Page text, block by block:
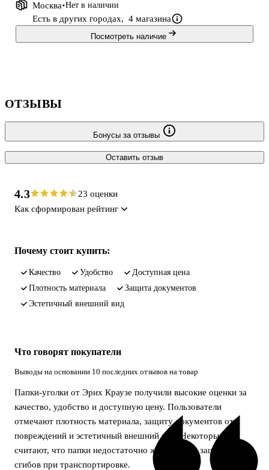
Москва Нет в наличии
Есть в других городах, 4 магазина
Посмотреть наличие
ОТЗЫВЫ
Бонусы за отзывы
Оставить отзыв
4.3
23 оценки
Как сформирован рейтинг
Почему стоит купить:
качество удобство
доступная цена
плотность материала
защита документов
эстетичный внешний вид
Что говорят покупатели
Выводы на основании 10 последних отзывов на товар
Папки-уголки от Эрих Краузе получили высокие оценки за
качество, удобство и доступную цену. Пользователи
отмечают плотность материала, защиту документов от
повреждений и эстетичный внешний вид. Некоторые
считают, что папки недостаточно жёсткие для защиты от
сгибов при транспортировке.